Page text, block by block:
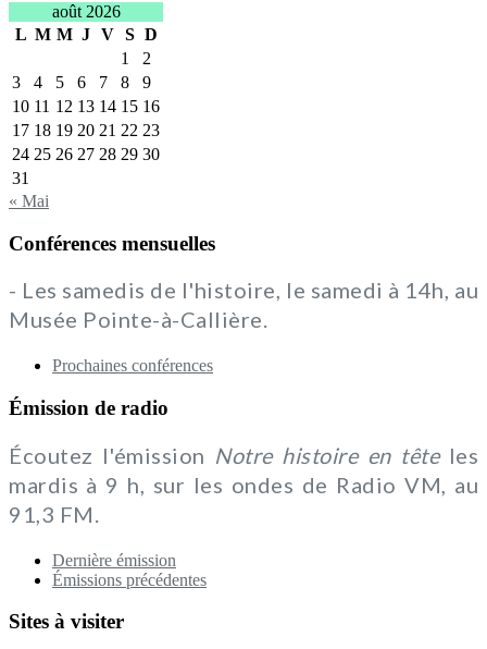
août 2026
L M M J V S D
1
2
3
4 5 6 7 8
9
10 11 12 13 14 15 16
17 18 19 20 21 22 23
24 25 26 27 28 29 30
31
« Mai
Conférences mensuelles
- Les samedis de l'histoire, le samedi à 14h, au
Musée Pointe-à-Callière.
Prochaines conférences
Émission de radio
Écoutez l'émission Notre histoire en têteles
mardis à 9 h, sur les ondes de Radio VM, au
91,3 FM.
Dernière émission
Émissions précédentes
Sites à visiter